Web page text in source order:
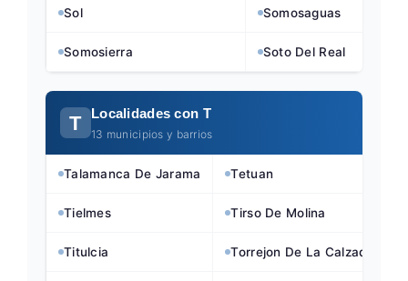
Sol Somosaguas
Somosierra Soto Del Real
T Localidades con T
13 municipios y barrios
Talamanca De Jarama Tetuan
Tielmes Tirso De Molina
Titulcia Torrejon De La Calzada